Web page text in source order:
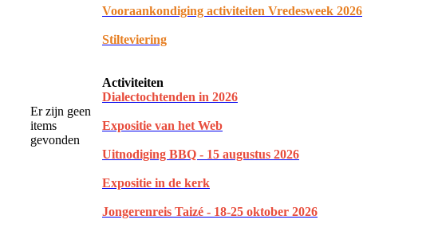
Er zijn geen
items
gevonden
Vooraankondiging activiteiten Vredesweek 2026
Stilteviering
Activiteiten
Dialectochtenden in 2026
Expositie van het Web
Uitnodiging BBQ - 15 augustus 2026
Expositie in de kerk
Jongerenreis Taizé - 18-25 oktober 2026